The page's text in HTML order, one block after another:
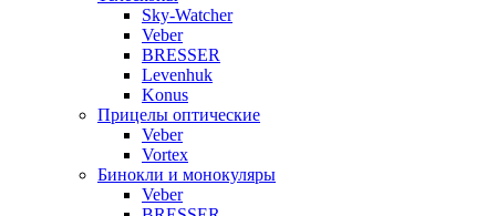
Sky-Watcher
Veber
BRESSER
Levenhuk
Konus
Прицелы оптические
Veber
Vortex
Бинокли и монокуляры
Veber